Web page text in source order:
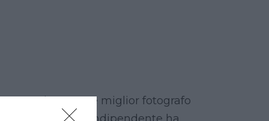
premiato come miglior fotografo